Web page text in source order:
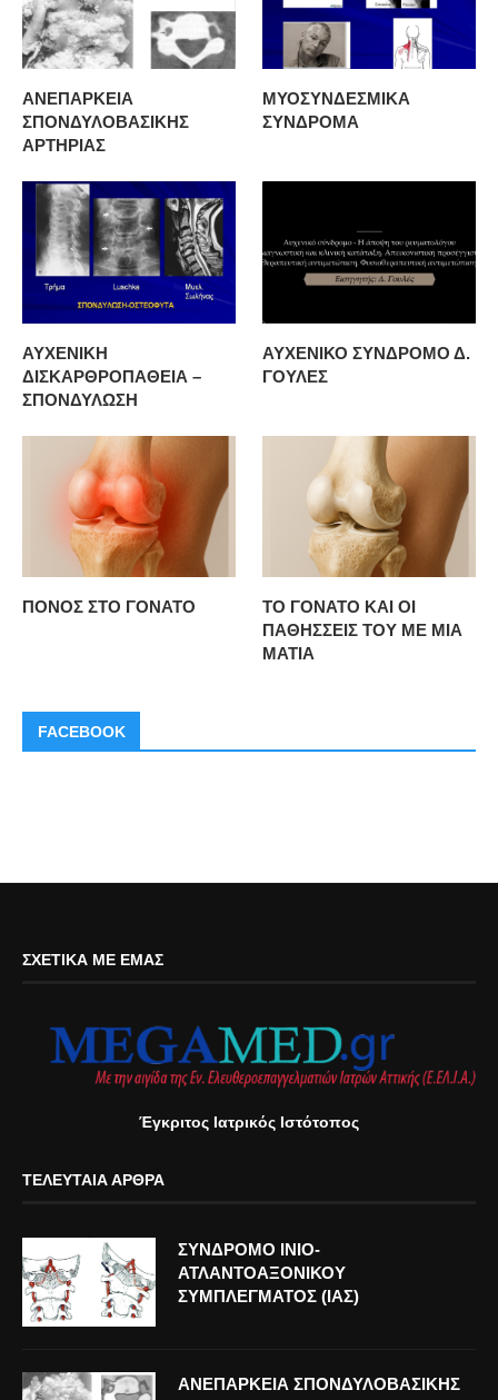
ΑΝΕΠΑΡΚΕΙΑ
ΣΠΟΝΔΥΛΟΒΑΣΙΚΗΣ
ΑΡΤΗΡΙΑΣ
ΜΥΟΣΥΝΔΕΣΜΙΚΑ
ΣΥΝΔΡΟΜΑ
ΑΥΧΕΝΙΚΗ
ΔΙΣΚΑΡΘΡΟΠΑΘΕΙΑ –
ΣΠΟΝΔΥΛΩΣΗ
ΑΥΧΕΝΙΚΟ ΣΥΝΔΡΟΜΟ Δ.
ΓΟΥΛΕΣ
ΠΟΝΟΣ ΣΤΟ ΓΟΝΑΤΟ
ΤΟ ΓΟΝΑΤΟ ΚΑΙ ΟΙ
ΠΑΘΗΣΣΕΙΣ ΤΟΥ ΜΕ ΜΙΑ
ΜΑΤΙΑ
FACEBOOK
ΣΧΕΤΙΚΆ ΜΕ ΕΜΆΣ
Έγκριτος Ιατρικός Ιστότοπος
ΤΕΛΕΥΤΑΊΑ ΆΡΘΡΑ
ΣΥΝΔΡΟΜΟ ΙΝΙΟ-
ΑΤΛΑΝΤΟΑΞΟΝΙΚΟΥ
ΣΥΜΠΛΕΓΜΑΤΟΣ (ΙΑΣ)
ΑΝΕΠΑΡΚΕΙΑ ΣΠΟΝΔΥΛΟΒΑΣΙΚΗΣ